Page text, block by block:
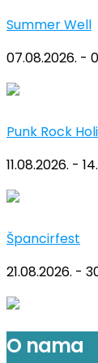
Summer Well
07.08.2026. -
Punk Rock
11.08.2026. -
Špancirfest
21.08.2026. -
O nama